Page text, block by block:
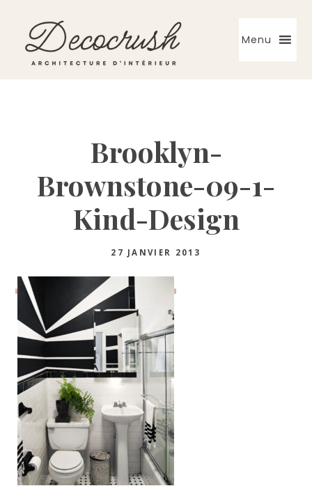
to
primary
to
main
to
primary
Menu
Brooklyn-
Brownstone-09-1-
Kind-Design
27 JANVIER 2013